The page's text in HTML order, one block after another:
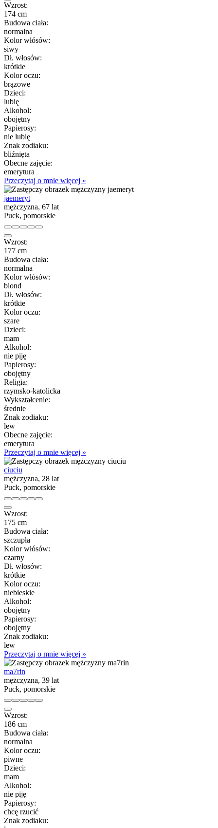
Wzrost:
174 cm
Budowa ciała:
normalna
Kolor włósów:
siwy
Dł. włosów:
krótkie
Kolor oczu:
brązowe
Dzieci:
lubię
Alkohol:
obojętny
Papierosy:
nie lubię
Znak zodiaku:
bliźnięta
Obecne zajęcie:
emerytura
Przeczytaj o mnie więcej »
jaemeryt
mężczyzna, 67 lat
Puck, pomorskie
Wzrost:
177 cm
Budowa ciała:
normalna
Kolor włósów:
blond
Dł. włosów:
krótkie
Kolor oczu:
szare
Dzieci:
mam
Alkohol:
nie piję
Papierosy:
obojętny
Religia:
rzymsko-katolicka
Wykształcenie:
średnie
Znak zodiaku:
lew
Obecne zajęcie:
emerytura
Przeczytaj o mnie więcej »
ciuciu
mężczyzna, 28 lat
Puck, pomorskie
Wzrost:
175 cm
Budowa ciała:
szczupła
Kolor włósów:
czarny
Dł. włosów:
krótkie
Kolor oczu:
niebieskie
Alkohol:
obojętny
Papierosy:
obojętny
Znak zodiaku:
lew
Przeczytaj o mnie więcej »
ma7rin
mężczyzna, 39 lat
Puck, pomorskie
Wzrost:
186 cm
Budowa ciała:
normalna
Kolor oczu:
piwne
Dzieci:
mam
Alkohol:
nie piję
Papierosy:
chcę rzucić
Znak zodiaku: